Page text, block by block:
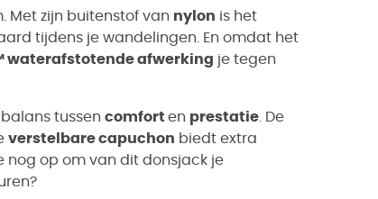
Met zijn buitenstof van nylon is het
tijdens je wandelingen. En omdat het
waterafstotende afwerking je tegen
tussen comfort en prestatie . De
verstelbare capuchon biedt extra
nog op om van dit donsjack je